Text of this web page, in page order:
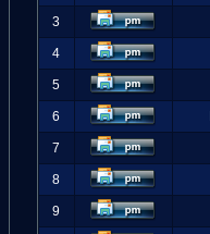
3
4
5
6
7
8
9